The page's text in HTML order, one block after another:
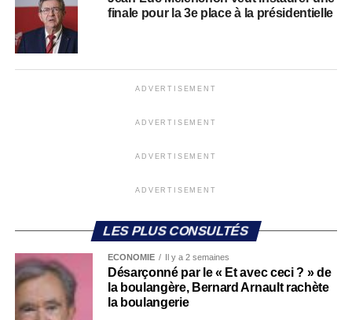
finale pour la 3e place à la présidentielle
ADVERTISEMENT
ADVERTISEMENT
ADVERTISEMENT
ADVERTISEMENT
LES PLUS CONSULTÉS
ECONOMIE Il y a 2 semaines
Désarçonné par le « Et avec ceci ? » de
la boulangère, Bernard Arnault rachète
la boulangerie